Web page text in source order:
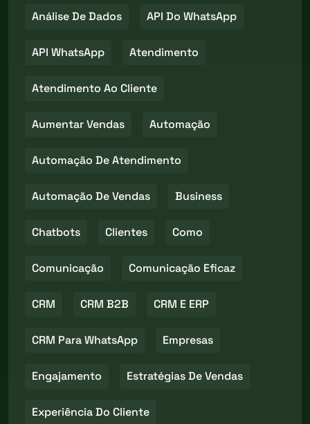
Análise De Dados API Do WhatsApp
API WhatsApp Atendimento
Atendimento Ao Cliente
Aumentar Vendas Automação
Automação De Atendimento
Automação De Vendas Business
Chatbots Clientes Como
Comunicação Comunicação Eficaz
CRM CRM B2B CRM E ERP
CRM Para WhatsApp Empresas
Engajamento Estratégias De Vendas
Experiência Do Cliente